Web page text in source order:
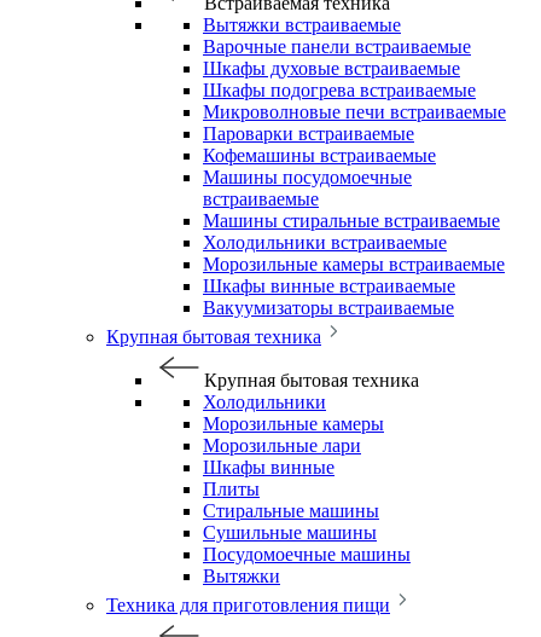
Вытяжки встраиваемые
Варочные панели встраиваемые
Шкафы духовые встраиваемые
Шкафы подогрева встраиваемые
Микроволновые печи встраиваемые
Пароварки встраиваемые
Кофемашины встраиваемые
Машины посудомоечные
встраиваемые
Машины стиральные встраиваемые
Холодильники встраиваемые
Морозильные камеры встраиваемые
Шкафы винные встраиваемые
Вакуумизаторы встраиваемые
Крупная бытовая техника
Крупная бытовая техника
Холодильники
Морозильные камеры
Морозильные лари
Шкафы винные
Плиты
Стиральные машины
Сушильные машины
Посудомоечные машины
Вытяжки
Техника для приготовления пищи